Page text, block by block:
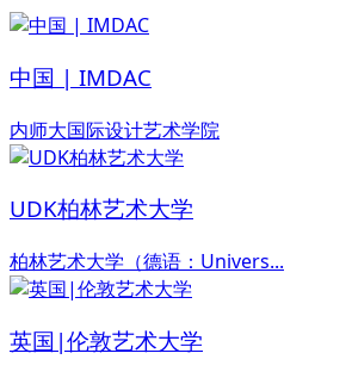
中国 | IMDAC
内师大国际设计艺术学院
UDK柏林艺术大学
柏林艺术大学（德语：Univers...
英国|伦敦艺术大学